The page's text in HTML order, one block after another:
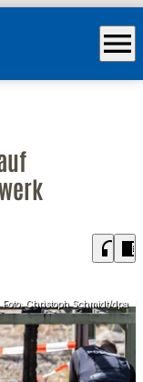
menu
headphones chrome_reader_mode
Foto: Christoph Schmidt/dpa